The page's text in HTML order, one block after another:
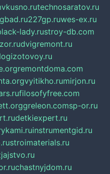
technosaratov.ru
227gp.ruwes-ex.ru
lady.rustroy-db.com
dvigremont.ru
remontdoma.com
vyitikho.rumirjon.ru
filosofyfree.com
greleon.comsp-or.ru
detkiexpert.ru
instrumentgid.ru
stroimaterials.ru
chastnyjdom.ru